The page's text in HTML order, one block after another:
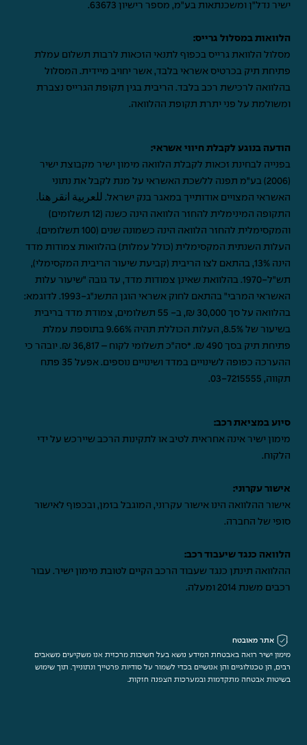
ישיר נדל"ן ומשכנתאות בע"מ, מספר רישיון 63673.
הלוואות במסלול גרייס:
מסלול הלוואת גרייס בכפוף לתנאי הזכאות לרבות תשלום עמלת
פתיחת תיק בכרטיס אשראי בלבד, אשר יחויב מיידית. המסלול
בהלוואה לרכישת רכב בלבד. הריבית בגין תקופת הגרייס נצברת
ומשולמת על פני יתרת תקופת ההלוואה.
הודעה בנוגע לקבלת חיווי אשראי:
בפנייה לבחינת זכאות לקבלת הלוואה מימון ישיר מקבוצת ישיר
(2006) בע"מ תפנה ללשכת האשראי על מנת לקבל את נתוני
האשראי המצויים אודותייך במאגר בנק ישראל. للعربية انقر هنا.
התקופה המינימלית להחזר הלוואה הינה כשנה (12 תשלומים)
והמקסימלית להחזר הלוואה הינה כשמונה שנים (100 תשלומים).
העלות השנתית המקסימלית (כולל עמלות) בהלוואות צמודות מדד
הינה 13%, בהתאם לצו הריבית (קביעת שיעור הריבית המקסימלי),
תש"ל-1970. בהלוואת שאינן צמודות מדד, עד גובה "שיעור עלות
האשראי המרבי" בהתאם לחוק אשראי הוגן התשנ"ג-1993. לדוגמא:
בהלוואה על סך 30,000 ₪, ב- 55 תשלומים, צמודת מדד בריבית
בשיעור של 8.5%, העלות הכוללת תהיה 9.66% בתוספת עמלת
פתיחת תיק בסך 490 ₪. *סה"כ תשלומי לקוח – 36,817 ₪. יובהר כי
ההערכה כפופה לשינויים במדד ושינויים נוספים. אפעל 35 פתח
תקווה, 03-7215555
.
סיוע במציאת רכב:
מימון ישיר אינה אחראית לטיב או לתקינות הרכב שיירכש על ידי
הלקוח.
אישור עקרוני:
אישור ההלוואה הינו אישור עקרוני, המוגבל בזמן, ובכפוף לאישור
סופי של החברה.
הלוואה כנגד שיעבוד רכב:
ההלוואה תינתן כנגד שעבוד הרכב הקיים לטובת מימון ישיר. עבור
רכבים משנת 2014 ומעלה.
אתר מאובטח
מימון ישיר רואה באבטחת המידע נושא בעל חשיבות מרכזית אנו משקיעים משאבים
רבים, הן טכנולוגיים והן אנושיים בכדי לשמור על סודיות פרטייך ונתונייך. תוך שימוש
בשיטות אבטחה מתקדמות ובמערכות הצפנה חזקות.